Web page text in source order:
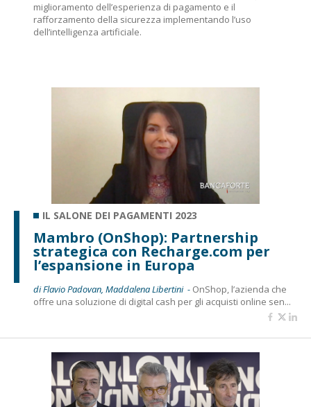
miglioramento dell’esperienza di pagamento e il
rafforzamento della sicurezza implementando l’uso
dell’intelligenza artificiale.
IL SALONE DEI PAGAMENTI 2023
Mambro (OnShop): Partnership
strategica con Recharge.com per
l’espansione in Europa
di Flavio Padovan, Maddalena Libertini - OnShop, l’azienda che
offre una soluzione di digital cash per gli acquisti online sen...